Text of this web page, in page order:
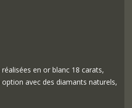
en or blanc 18 carats,
avec des diamants naturels,